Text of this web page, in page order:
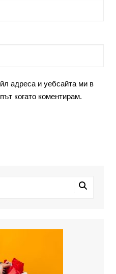
адреса и уебсайта ми в
когато коментирам.